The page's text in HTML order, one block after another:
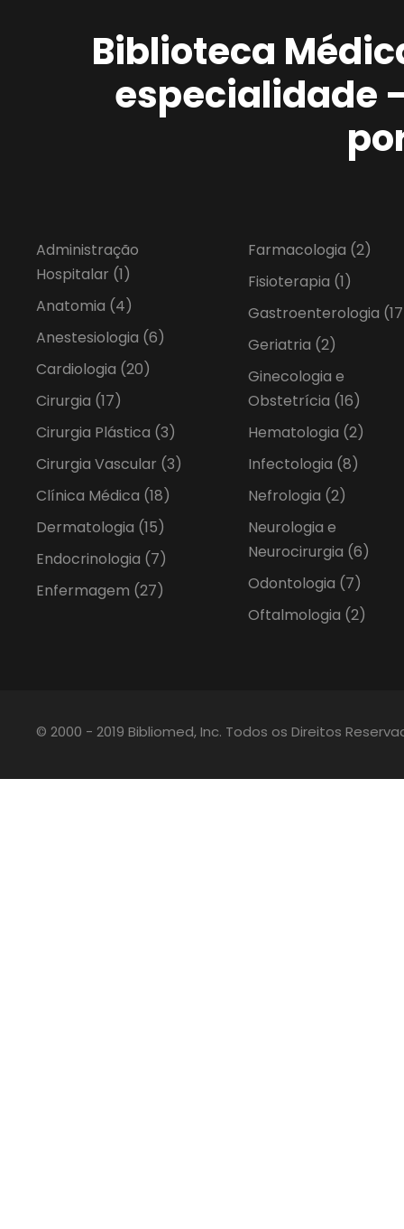
Biblioteca
especialidade
Administração
Hospitalar (1)
Anatomia (4)
Anestesiologia (6)
Cardiologia (20)
Cirurgia (17)
Cirurgia Plástica (3)
Cirurgia Vascular (3)
Clínica Médica (18)
Dermatologia (15)
Endocrinologia (7)
Enfermagem (27)
Farmacologia (2)
Fisioterapia (1)
Gastroenterologia
Geriatria (2)
Ginecologia e
Obstetrícia (16)
Hematologia (2)
Infectologia (8)
Nefrologia (2)
Neurologia e
Neurocirurgia (6)
Odontologia (7)
Oftalmologia (2)
© 2000 - 2019 Bibliomed, Inc. Todos os Direitos